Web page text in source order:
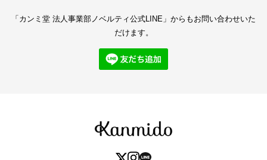
「カンミ堂 法人事業部ノベルティ公式LINE」からもお問い合わせいた
だけます。